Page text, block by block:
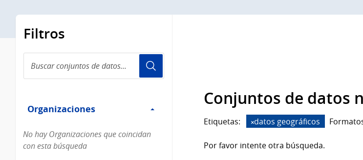
Filtros
conjuntos
de
Organizaciones
Organizaciones
No hay Organizaciones que coincidan
con esta búsqueda
Conjuntos de datos
Etiquetas: datos geográficos
Por favor intente otra búsqueda.